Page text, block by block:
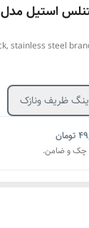
استیل
stainless steel
ظریف ونازک
تومان